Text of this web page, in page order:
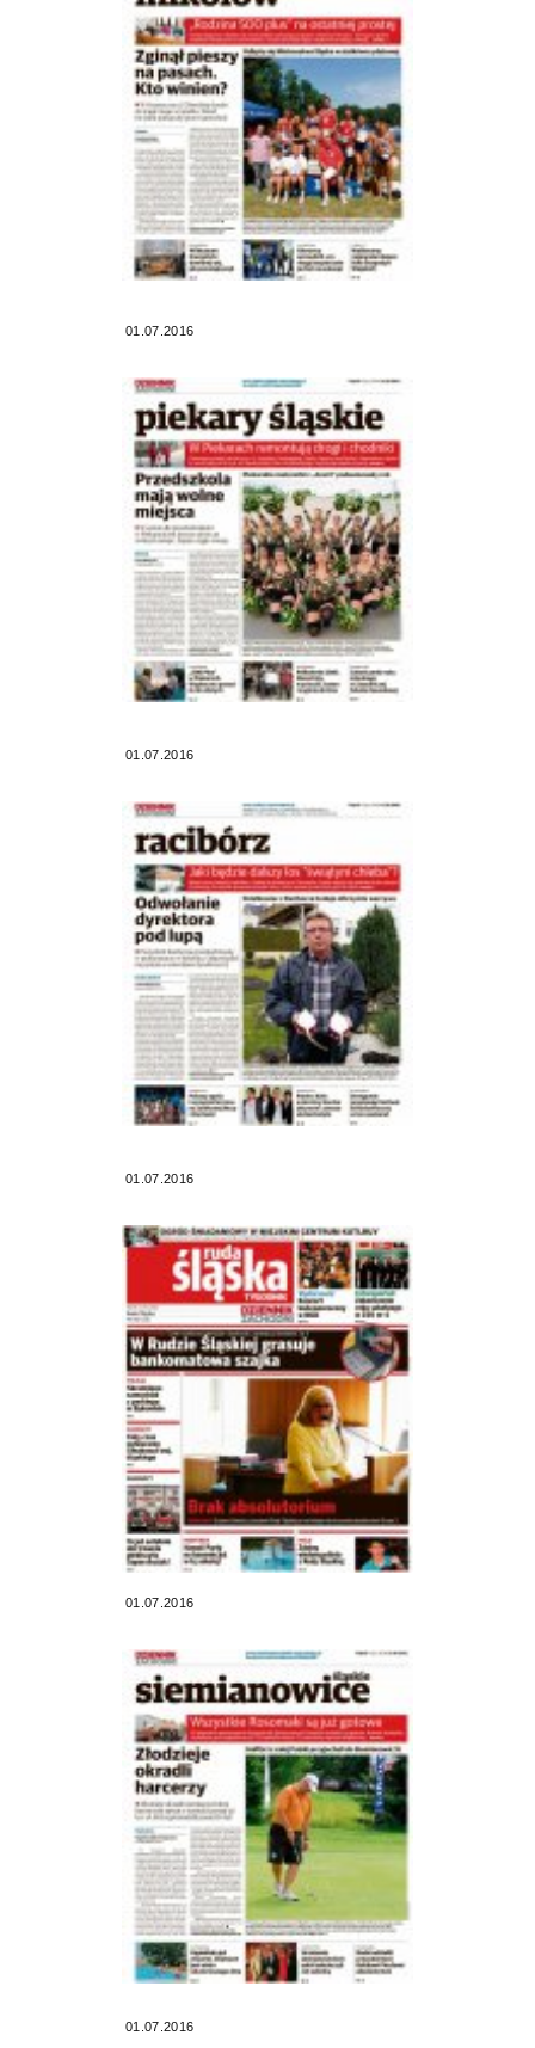
01.07.2016
01.07.2016
01.07.2016
01.07.2016
01.07.2016